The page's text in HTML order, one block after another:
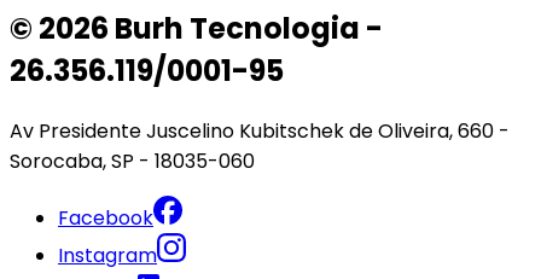
© 2026 Burh Tecnologia -
26.356.119/0001-95
Av Presidente Juscelino Kubitschek de Oliveira, 660 -
Sorocaba, SP - 18035-060
Facebook
Instagram